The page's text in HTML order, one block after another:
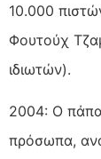
10.000
Φουτούχ
ιδιωτών).
2004: Ο
πρόσωπα,